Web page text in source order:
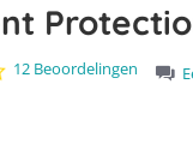
4.2
12 Beoordelingen